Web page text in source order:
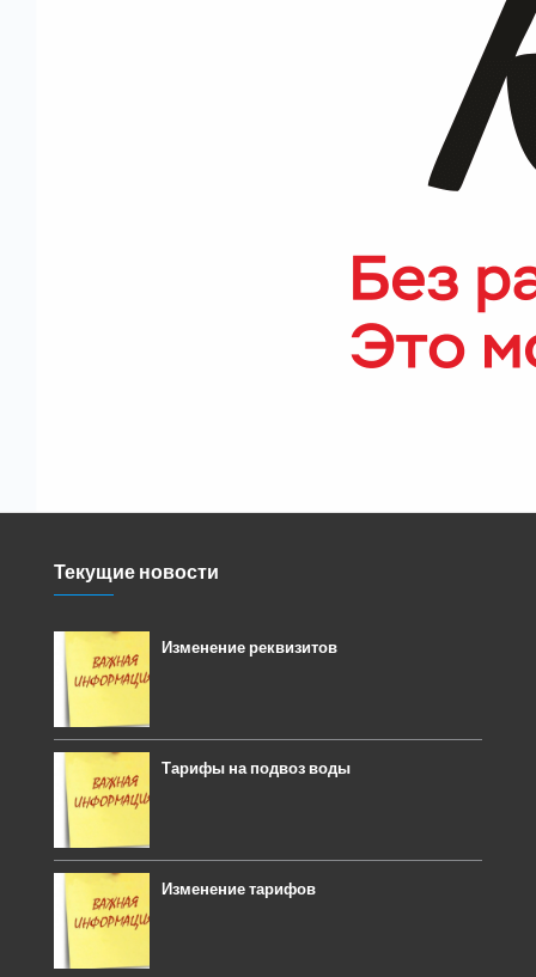
Текущие новости
Изменение реквизитов
Тарифы на подвоз воды
Изменение тарифов